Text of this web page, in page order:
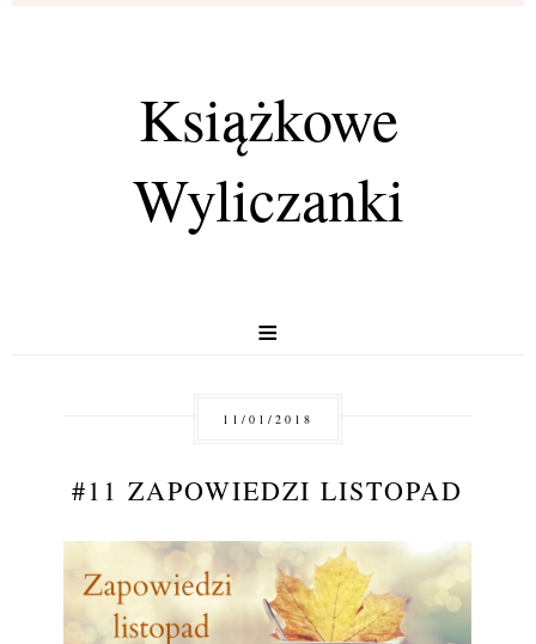
Książkowe
Wyliczanki
≡
11/01/2018
#11 ZAPOWIEDZI LISTOPAD